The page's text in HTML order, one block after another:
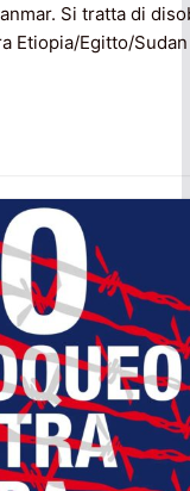
Si tratta di
Etiopia/Egitto/